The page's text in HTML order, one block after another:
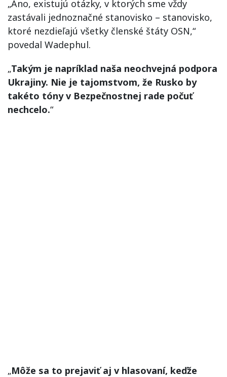
„Áno, existujú otázky, v ktorých sme vždy
zastávali jednoznačné stanovisko – stanovisko,
ktoré nezdieľajú všetky členské štáty OSN,“
povedal Wadephul.
„Takým je napríklad naša neochvejná podpora
Ukrajiny. Nie je tajomstvom, že Rusko by
takéto tóny v Bezpečnostnej rade počuť
nechcelo.“
„Môže sa to prejaviť aj v hlasovaní, keďže